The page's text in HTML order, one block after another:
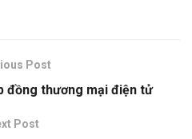
Post
đồng thương mại điện tử
Post